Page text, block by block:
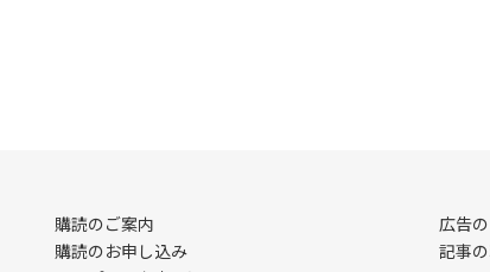
購読のご案内
購読のお申し込み
広告
記事